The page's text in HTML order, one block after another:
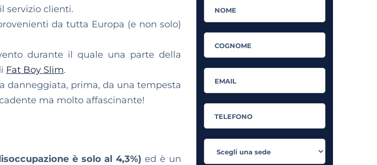
servizio clienti.
da tutta Europa (e non solo)
durante il quale una parte della
Fat Boy Slim.
danneggiata, prima, da una tempesta
ma molto affascinante!
è solo al 4,3%) ed è un